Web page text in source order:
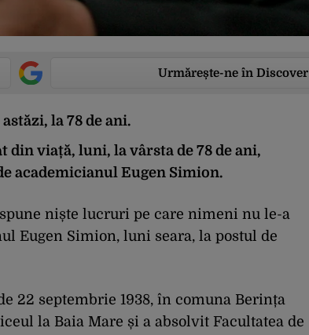
Urmărește-ne în Discover
la 78 de ani.
viață, luni, la vârsta de 78 de ani,
academicianul Eugen Simion.
niște lucruri pe care nimeni nu le-a
Eugen Simion, luni seara, la postul de
22 septembrie 1938, în comuna Berința
la Baia Mare și a absolvit Facultatea de